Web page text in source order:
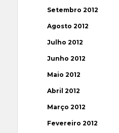
Setembro 2012
Agosto 2012
Julho 2012
Junho 2012
Maio 2012
Abril 2012
Março 2012
Fevereiro 2012